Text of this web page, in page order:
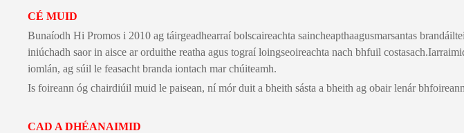
CÉ MUID
Bunaíodh Hi Promos i 2010 ag táirgeadhearraí bolscaireachta saincheapthaagusmarsantas brandáilte
iniúchadh saor in aisce ar orduithe reatha agus tograí loingseoireachta nach bhfuil
iomlán, ag súil le feasacht branda iontach mar chúiteamh.
Is foireann óg chairdiúil muid le paisean, ní mór duit a bheith sásta a bheith ag obair lenár
CAD A DHÉANAIMID